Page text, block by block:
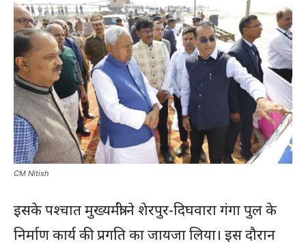
CM Nitish
इसके पश्चात मुख्यमंत्री ने शेरपुर-दिघवारा गंगा पुल के
निर्माण कार्य की प्रगति का जायजा लिया। इस दौरान